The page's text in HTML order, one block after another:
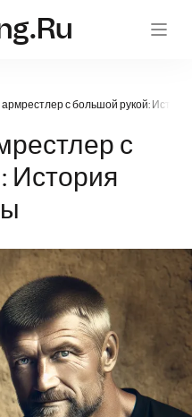
армрестлер с большой рукой:
с
История